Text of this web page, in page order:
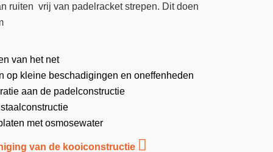
ruiten vrij van padelracket strepen. Dit doen
van het net
op kleine beschadigingen en oneffenheden
aan de padelconstructie
met osmosewater
van de kooiconstructie